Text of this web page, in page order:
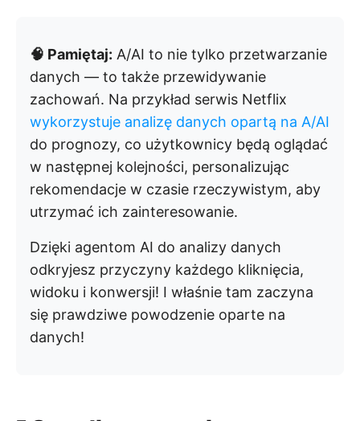
🧠 Pamiętaj: A/AI to nie tylko przetwarzanie
danych — to także przewidywanie
zachowań. Na przykład serwis Netflix
wykorzystuje analizę danych opartą na A/AI
do prognozy, co użytkownicy będą oglądać
w następnej kolejności, personalizując
rekomendacje w czasie rzeczywistym, aby
utrzymać ich zainteresowanie.
Dzięki agentom AI do analizy danych
odkryjesz przyczyny każdego kliknięcia,
widoku i konwersji! I właśnie tam zaczyna
się prawdziwe powodzenie oparte na
danych!